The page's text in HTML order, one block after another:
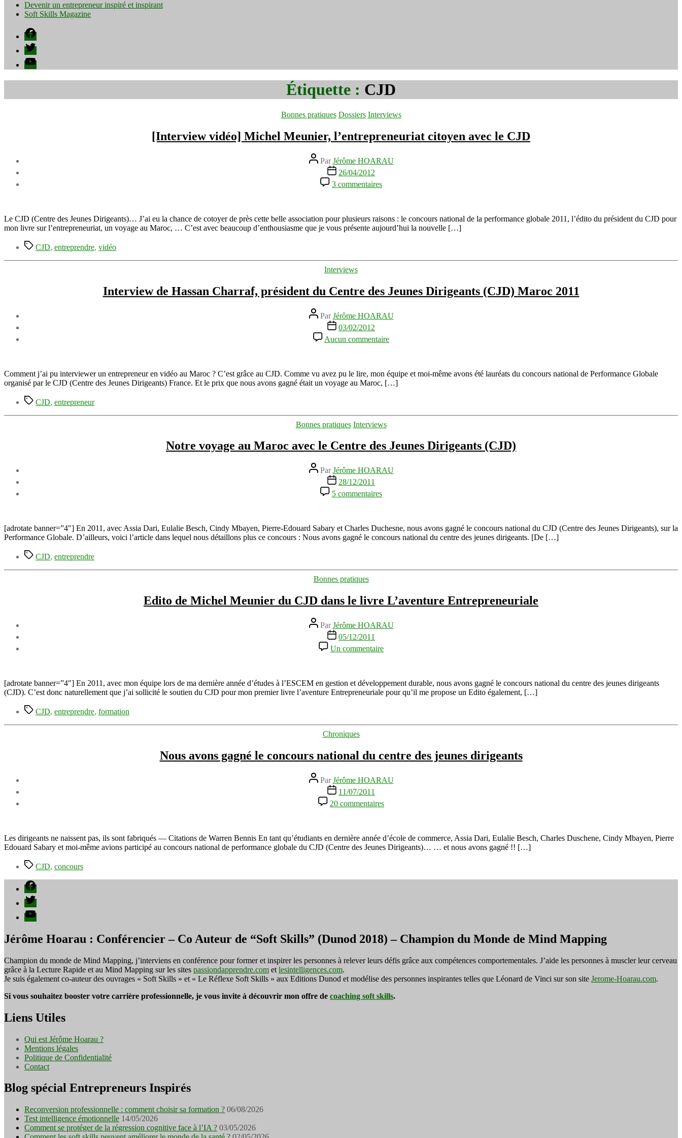
Devenir un entrepreneur inspiré et inspirant
Soft Skills Magazine
Facebook
Twitter
YouTube
Étiquette : CJD
Catégories
Bonnes pratiques Dossiers Interviews
[Interview vidéo] Michel Meunier, l’entrepreneuriat citoyen avec le CJD
Auteur
de
l’article
ParJérôme HOARAU
Date
de
l’article
26/04/2012
3 commentaires
[Interview
Meunier,
l’entrepreneuriat
CJD
Le CJD (Centre des Jeunes Dirigeants)… J’ai eu la chance de cotoyer de près cette belle association pour plusieurs raisons : le concours national de la performance globale 2011, l’édito du président du CJD pour
mon livre sur l’entrepreneuriat, un voyage au Maroc, … C’est avec beaucoup d’enthousiasme que je vous présente aujourd’hui la nouvelle […]
Étiquettes
CJD, entreprendre, vidéo
Catégories
Interviews
Interview de Hassan Charraf, président du Centre des Jeunes Dirigeants (CJD) Maroc 2011
Auteur
de
l’article
ParJérôme HOARAU
Date
l’article
03/02/2012
Aucun commentaire
Interview
Charraf,
président
Jeunes
Maroc
Comment j’ai pu interviewer un entrepreneur en vidéo au Maroc ? C’est grâce au CJD. Comme vu avez pu le lire, mon équipe et moi-même avons été lauréats du concours national de Performance Globale
organisé par le CJD (Centre des Jeunes Dirigeants) France. Et le prix que nous avons gagné était un voyage au Maroc, […]
Étiquettes
CJD, entrepreneur
Catégories
Bonnes pratiques Interviews
Notre voyage au Maroc avec le Centre des Jeunes Dirigeants (CJD)
Auteur
de
l’article
ParJérôme HOARAU
Date
de
l’article
28/12/2011
5 commentaires
Notre
Maroc
avec
Jeunes
[adrotate banner=”4″] En 2011, avec Assia Dari, Eulalie Besch, Cindy Mbayen, Pierre-Edouard Sabary et Charles Duchesne, nous avons gagné le concours national du CJD (Centre des Jeunes Dirigeants), sur la
Performance Globale. D’ailleurs, voici l’article dans lequel nous détaillons plus ce concours : Nous avons gagné le concours national du centre des jeunes dirigeants. [De […]
Étiquettes
CJD, entreprendre
Catégories
Bonnes pratiques
Edito de Michel Meunier du CJD dans le livre L’aventure Entrepreneuriale
Auteur
de
l’article
ParJérôme HOARAU
Date
de
l’article
05/12/2011
Un commentaire
Edito
Meunier
du
livre
[adrotate banner=”4″] En 2011, avec mon équipe lors de ma dernière année d’études à l’ESCEM en gestion et développement durable, nous avons gagné le concours national du centre des jeunes dirigeants
(CJD). C’est donc naturellement que j’ai sollicité le soutien du CJD pour mon premier livre l’aventure Entrepreneuriale pour qu’il me propose un Edito également, […]
Étiquettes
CJD, entreprendre, formation
Catégories
Chroniques
Nous avons gagné le concours national du centre des jeunes dirigeants
Auteur
de
l’article
ParJérôme HOARAU
Date
de
l’article
11/07/2011
20 commentaires
Nous
le
concours
Les dirigeants ne naissent pas, ils sont fabriqués — Citations de Warren Bennis En tant qu’étudiants en dernière année d’école de commerce, Assia Dari, Eulalie Besch, Charles Duschene, Cindy Mbayen, Pierre
Edouard Sabary et moi-même avions participé au concours national de performance globale du CJD (Centre des Jeunes Dirigeants)… … et nous avons gagné !! […]
Étiquettes
CJD, concours
Facebook
Twitter
YouTube
Jérôme Hoarau : Conférencier – Co Auteur de “Soft Skills” (Dunod 2018) – Champion du Monde de Mind Mapping
Champion du monde de Mind Mapping, j’interviens en conférence pour former et inspirer les personnes à relever leurs défis grâce aux compétences comportementales. J’aide les personnes à muscler leur cerveau
grâce à la Lecture Rapide et au Mind Mapping sur les sites passiondapprendre.com et lesintelligences.com.
Je suis également co-auteur des ouvrages « Soft Skills » et « Le Réflexe Soft Skills » aux Editions Dunod et modélise des personnes inspirantes telles que Léonard de Vinci sur son site Jerome-Hoarau.com.
Si vous souhaitez booster votre carrière professionnelle, je vous invite à découvrir mon offre de coaching soft skills.
Liens Utiles
Qui est Jérôme Hoarau ?
Mentions légales
Politique de Confidentialité
Contact
Blog spécial Entrepreneurs Inspirés
Reconversion professionnelle : comment choisir sa formation ? 06/08/2026
Test intelligence émotionnelle 14/05/2026
Comment se protéger de la régression cognitive face à l’IA ? 03/05/2026